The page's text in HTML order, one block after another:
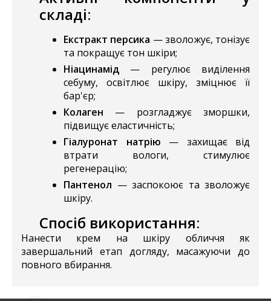
складі:
Екстракт персика — зволожує, тонізує
та покращує тон шкіри;
Ніацинамід — регулює виділення
себуму, освітлює шкіру, зміцнює її
бар'єр;
Колаген — розгладжує зморшки,
підвищує еластичність;
Гіалуронат натрію — захищає від
втрати вологи, стимулює
регенерацію;
Пантенол — заспокоює та зволожує
шкіру.
Спосіб використання:
Нанести крем на шкіру обличчя як
завершальний етап догляду, масажуючи до
повного вбирання.